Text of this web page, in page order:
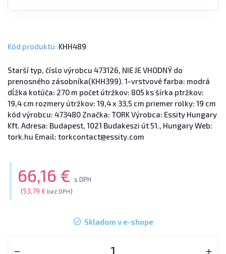
Kód produktu: KHH489
Starší typ, číslo výrobcu 473126, NIE JE VHODNÝ do
prenosného zásobníka(KHH399). 1-vrstvové farba: modrá
dĺžka kotúča: 270 m počet útržkov: 805 ks šírka ptržkov:
19,4 cm rozmery útržkov: 19,4 x 33,5 cm priemer rolky: 19 cm
kód výrobcu: 473480 Značka: TORK Výrobca: Essity Hungary
Kft. Adresa: Budapest, 1021 Budakeszi út 51., Hungary Web:
tork.hu Email: torkcontact@essity.com
66,16 € s DPH
(53,79 € bez DPH)
Skladom v e-shope